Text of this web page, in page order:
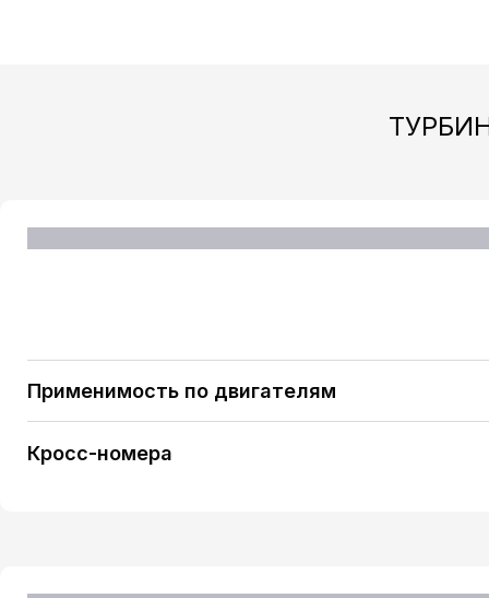
Применимость по двигателям
PEUGEOT RCZ 1.6 16V (1598 ccm / 4 Zyl. / [
Кросс-номера